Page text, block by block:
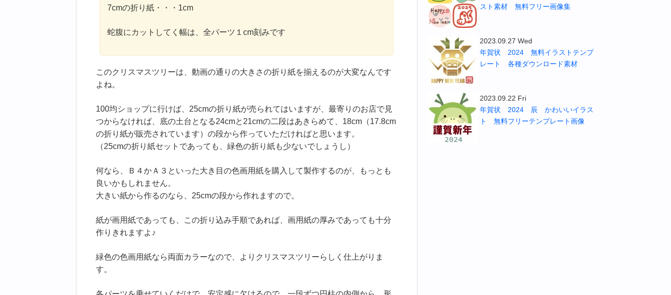
7cmの折り紙・・・1cm
蛇腹にカットしてく幅は、全パーツ１cm刻みです
このクリスマスツリーは、動画の通りの大きさの折り紙を揃えるのが大変なんです
よね。
100均ショップに行けば、25cmの折り紙が売られてはいますが、最寄りのお店で見
つからなければ、底の土台となる24cmと21cmの二段はあきらめて、18cm（17.8cm
の折り紙が販売されています）の段から作っていただければと思います。
（25cmの折り紙セットであっても、緑色の折り紙も少ないでしょうし）
何なら、Ｂ４かＡ３といった大き目の色画用紙を購入して製作するのが、もっとも
良いかもしれません。
大きい紙から作るのなら、25cmの段から作れますので。
紙が画用紙であっても、この折り込み手順であれば、画用紙の厚みであっても十分
作りきれますよ♪
緑色の色画用紙なら両面カラーなので、よりクリスマスツリーらしく仕上がりま
す。
スト素材 無料フリー画像集
2023.09.27 Wed
年賀状 2024 無料イラストテンプ
レート 各種ダウンロード素材
2023.09.22 Fri
年賀状 2024 辰 かわいいイラス
ト 無料フリーテンプレート画像